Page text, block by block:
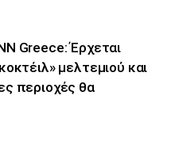
Greece: Έρχεται
μελτεμιού και
περιοχές θα